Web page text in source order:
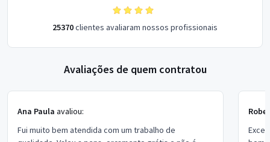
25370clientes avaliaram nossos profissionais
Avaliações de quem contratou
Ana Paula avaliou:
Fui muito bem atendida com um trabalho de